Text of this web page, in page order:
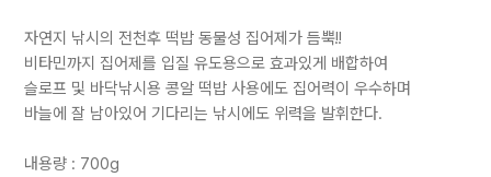
자연지 낚시의 전천후 떡밥 동물성 집어제가 듬뿍!!
비타민까지 집어제를 입질 유도용으로 효과있게 배합하여
슬로프 및 바닥낚시용 콩알 떡밥 사용에도 집어력이 우수하며
바늘에 잘 남아있어 기다리는 낚시에도 위력을 발휘한다.
내용량 : 700g